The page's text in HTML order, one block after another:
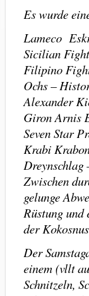
Es wurde
Lameco
Sicilian
Filipino
Ochs –
Alexander
Giron Arnis
Seven Star
Krabi
Zwischen
gelunge
Rüstung
der
Der
einem (vllt
Schnitzeln,